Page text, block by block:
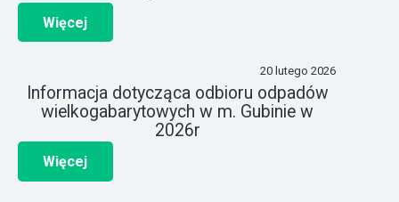
Więcej
20 lutego 2026
Informacja dotycząca odbioru odpadów
wielkogabarytowych w m. Gubinie w
2026r
Więcej